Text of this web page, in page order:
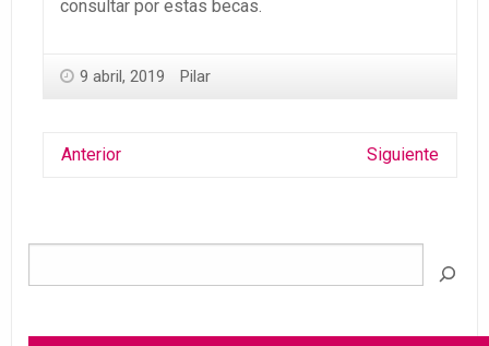
consultar por estas becas.
9 abril, 2019 Pilar
Anterior Siguiente